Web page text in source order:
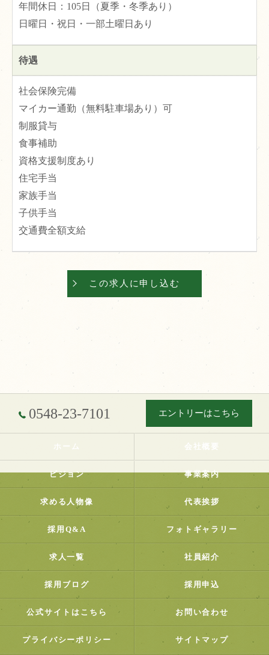
年間休日：105日（夏季・冬季あり）
日曜日・祝日・一部土曜日あり
待遇
社会保険完備
マイカー通勤（無料駐車場あり）可
制服貸与
食事補助
資格支援制度あり
住宅手当
家族手当
子供手当
交通費全額支給
この求人に申し込む
0548-23-7101 エントリーはこちら
ホーム 会社概要
ビジョン 事業案内
求める人物像 代表挨拶
採用Q&A フォトギャラリー
求人一覧 社員紹介
採用ブログ 採用申込
公式サイトはこちら お問い合わせ
プライバシーポリシー サイトマップ